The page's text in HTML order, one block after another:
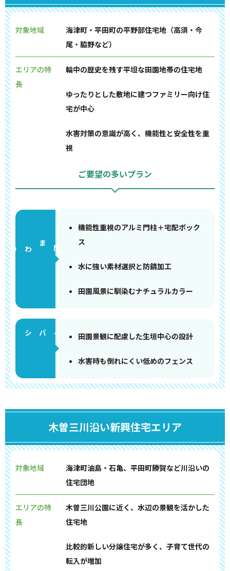
対象地域
海津町・平田町の平野部住宅地（高須・今
尾・脇野など）
エリアの特
長
輪中の歴史を残す平坦な田園地帯の住宅地
ゆったりとした敷地に建つファミリー向け住
宅が中心
水害対策の意識が高く、機能性と安全性を重
視
ご要望の多いプラン
門まわり
機能性重視のアルミ門柱＋宅配ボック
ス
水に強い素材選択と防錆加工
田園風景に馴染むナチュラルカラー
田園景観に配慮した生垣中心の設計
水害時も倒れにくい低めのフェンス
木曽三川沿い新興住宅エリア
対象地域
海津町油島・石亀、平田町勝賀など川沿いの
住宅団地
エリアの特
長
木曽三川公園に近く、水辺の景観を活かした
住宅地
比較的新しい分譲住宅が多く、子育て世代の
転入が増加